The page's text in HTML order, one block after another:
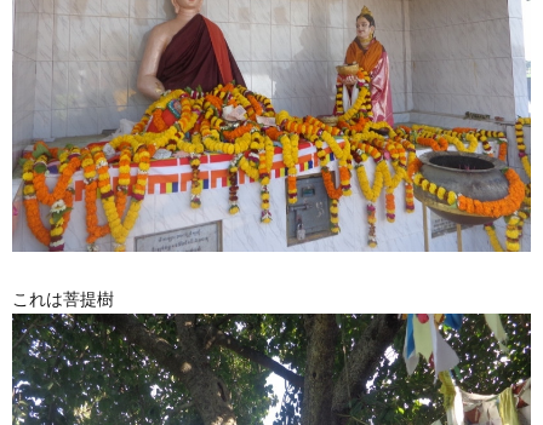
これは菩提樹